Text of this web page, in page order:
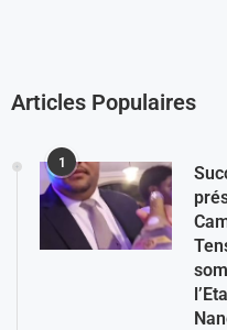
Articles Populaires
1